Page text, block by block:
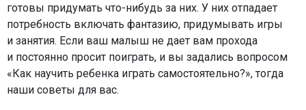
готовы придумать что-нибудь за них. У них отпадает
потребность включать фантазию, придумывать игры
и занятия. Если ваш малыш не дает вам прохода
и постоянно просит поиграть, и вы задались вопросом
«Как научить ребенка играть самостоятельно?», тогда
наши советы для вас.